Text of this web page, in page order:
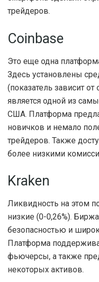
трейдеров.
Coinbase
Это еще одна
Здесь установлены
(показатель зависит
является одной из
США. Платформа
новичков и немало
трейдеров. Также
более низкими
Kraken
Ликвидность на этом
низкие (0-0,26%).
безопасностью и
Платформа
фьючерсы, а также
некоторых активов.